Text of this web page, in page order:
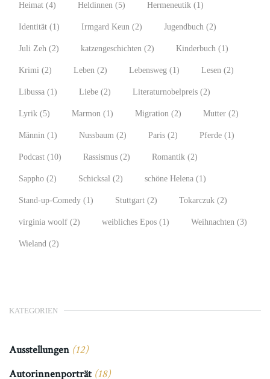
Heimat (4) Heldinnen (5) Hermeneutik (1)
Identität (1) Irmgard Keun (2) Jugendbuch (2)
Juli Zeh (2) katzengeschichten (2) Kinderbuch (1)
Krimi (2) Leben (2) Lebensweg (1) Lesen (2)
Libussa (1) Liebe (2) Literaturnobelpreis (2)
Lyrik (5) Marmon (1) Migration (2) Mutter (2)
Männin (1) Nussbaum (2) Paris (2) Pferde (1)
Podcast (10) Rassismus (2) Romantik (2)
Sappho (2) Schicksal (2) schöne Helena (1)
Stand-up-Comedy (1) Stuttgart (2) Tokarczuk (2)
virginia woolf (2) weibliches Epos (1) Weihnachten (3)
Wieland (2)
KATEGORIEN
Ausstellungen (12)
Autorinnenporträt (18)